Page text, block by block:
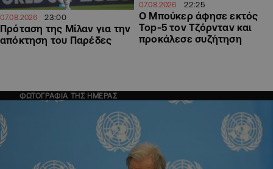
07.08.2026 23:00
Πρόταση της Μίλαν για την
απόκτηση του Παρέδες
07.08.2026 22:25
Ο Μπούκερ άφησε εκτός
Top-5 τον Τζόρνταν και
προκάλεσε συζήτηση
ΦΩΤΟΓΡΑΦΙΑ ΤΗΣ ΗΜΕΡΑΣ